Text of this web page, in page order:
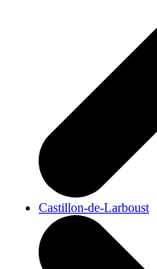
Castillon-de-Larboust